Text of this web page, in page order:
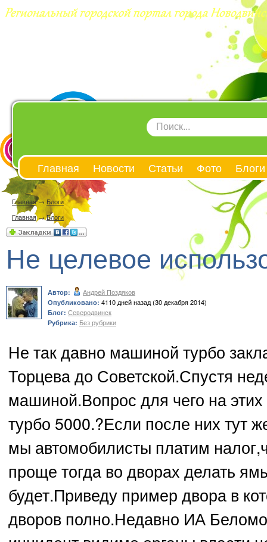
Главная Новости Статьи Фото Блоги
Главная→ Блоги
Главная→Блоги
Не целевое
Автор: Андрей Поздяков
Опубликовано: 4110 дней назад (30 декабря 2014)
Блог: Северодвинск
Рубрика: Без рубрики
Не так давно машиной турбо
Торцева до Советской.Спустя
машиной.Вопрос для чего на
турбо 5000.?Если после них тут
мы автомобилисты платим
проще тогда во дворах делать
будет.Приведу пример двора в
дворов полно.Недавно ИА